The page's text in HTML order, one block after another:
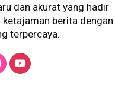
dan akurat yang hadir
berita dengan
terpercaya.